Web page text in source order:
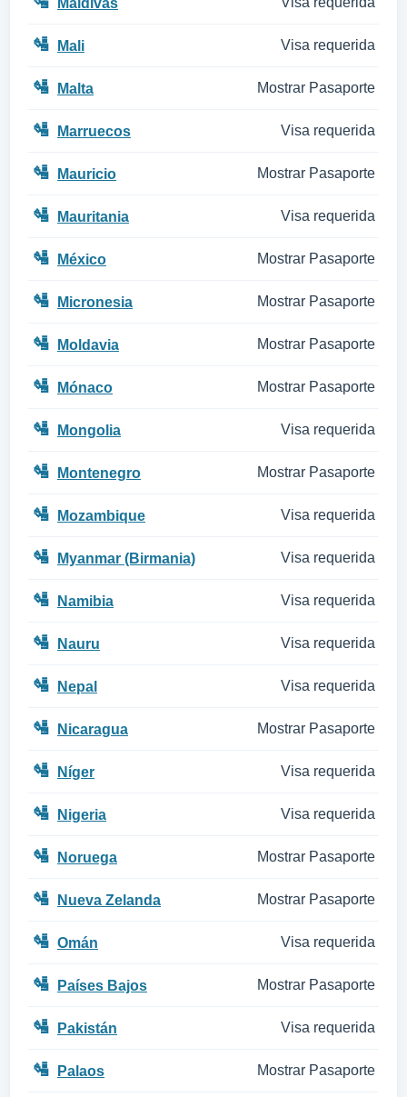
Maldivas
🛂 Mali Visa requerida
🛂 Malta Mostrar Pasaporte
🛂 Marruecos Visa requerida
🛂 Mauricio Mostrar Pasaporte
🛂 Mauritania Visa requerida
🛂 México Mostrar Pasaporte
🛂 Micronesia Mostrar Pasaporte
🛂 Moldavia Mostrar Pasaporte
🛂 Mónaco Mostrar Pasaporte
🛂 Mongolia Visa requerida
🛂 Montenegro Mostrar Pasaporte
🛂 Mozambique Visa requerida
🛂 Myanmar (Birmania) Visa requerida
🛂 Namibia Visa requerida
🛂 Nauru Visa requerida
🛂 Nepal Visa requerida
🛂 Nicaragua Mostrar Pasaporte
🛂 Níger Visa requerida
🛂 Nigeria Visa requerida
🛂 Noruega Mostrar Pasaporte
🛂 Nueva Zelanda Mostrar Pasaporte
🛂 Omán Visa requerida
🛂 Países Bajos Mostrar Pasaporte
🛂 Pakistán Visa requerida
🛂 Palaos Mostrar Pasaporte